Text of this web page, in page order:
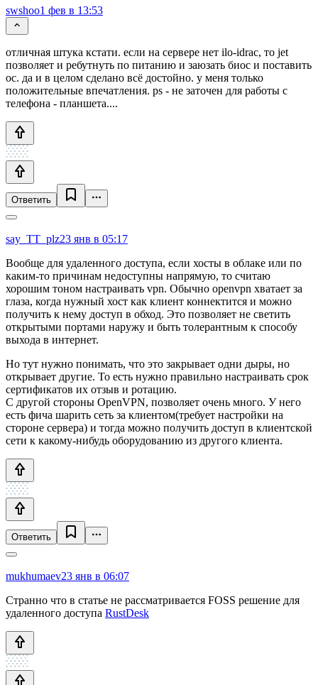
swshoo1 фев в 13:53
отличная штука кстати. если на сервере нет ilo-idrac, то jet
позволяет и ребутнуть по питанию и заюзать биос и поставить
ос. да и в целом сделано всё достойно. у меня только
положительные впечатления. ps - не заточен для работы с
телефона - планшета....
Ответить
say_TT_plz23 янв в 05:17
Вообще для удаленного доступа, если хосты в облаке или по
каким-то причинам недоступны напрямую, то считаю
хорошим тоном настраивать vpn. Обычно openvpn хватает за
глаза, когда нужный хост как клиент коннектится и можно
получить к нему доступ в обход. Это позволяет не светить
открытыми портами наружу и быть толерантным к способу
выхода в интернет.
Но тут нужно понимать, что это закрывает одни дыры, но
открывает другие. То есть нужно правильно настраивать срок
сертификатов их отзыв и ротацию.
С другой стороны OpenVPN, позволяет очень много. У него
есть фича шарить сеть за клиентом(требует настройки на
стороне сервера) и тогда можно получить доступ в клиентской
сети к какому-нибудь оборудованию из другого клиента.
Ответить
mukhumaev23 янв в 06:07
Странно что в статье не рассматривается FOSS решение для
удаленного доступа RustDesk